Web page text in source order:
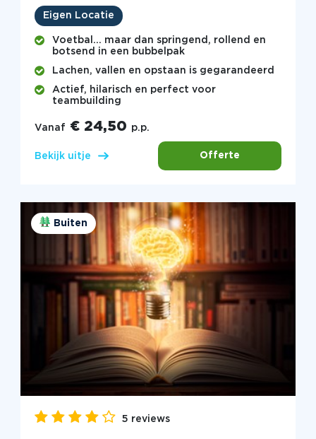
Eigen Locatie
Voetbal… maar dan springend, rollend en
botsend in een bubbelpak
Lachen, vallen en opstaan is gegarandeerd
Actief, hilarisch en perfect voor
teambuilding
Vanaf € 24,50 p.p.
Bekijk uitje Offerte
Buiten
5 reviews